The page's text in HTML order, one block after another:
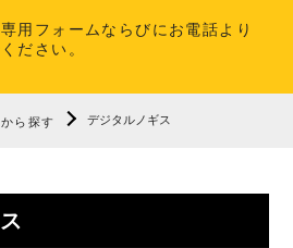
用フォームならびにお電話より
ださい。
ら探す デジタルノギス